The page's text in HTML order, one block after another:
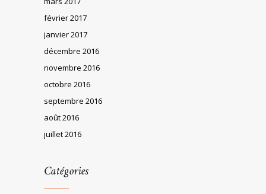
février 2017
janvier 2017
décembre 2016
novembre 2016
octobre 2016
septembre 2016
août 2016
juillet 2016
Catégories